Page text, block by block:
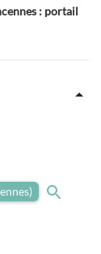
: portail